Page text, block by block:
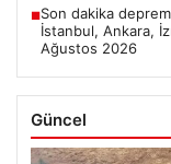
■Son dakika
İstanbul, Ankara,
Ağustos 2026
Güncel